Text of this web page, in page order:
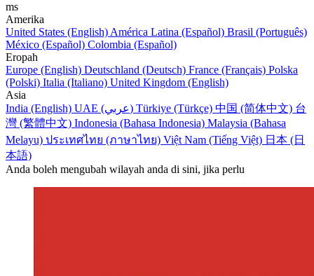
ms
Amerika
United States (English) América Latina (Español) Brasil (Português)
México (Español) Colombia (Español)
Eropah
Europe (English) Deutschland (Deutsch) France (Français) Polska
(Polski) Italia (Italiano) United Kingdom (English)
Asia
India (English)
UAE (عربي) Türkiye (Türkçe) 中国 (简体中文) 台
灣 (繁體中文) Indonesia (Bahasa Indonesia) Malaysia (Bahasa
Melayu) ประเทศไทย (ภาษาไทย) Việt Nam (Tiếng Việt) 日本 (日
本語)
Anda boleh mengubah wilayah anda di sini, jika perlu